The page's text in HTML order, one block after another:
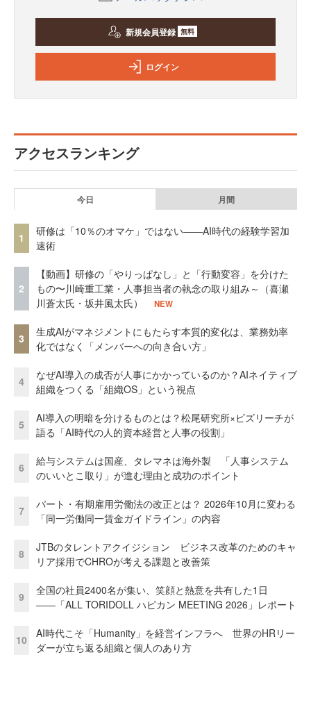
新規会員登録 無料
ログイン
アクセスランキング
今日 月間
1
研修は「10％のオマケ」ではない——AI時代の経験学習加
速術
2
【動画】研修の「やりっぱなし」と「行動変容」を分けた
もの〜川崎重工業・人事担当者の執念の取り組み～（喜瀬
川蒼太氏・坂井風太氏）
NEW
3
生成AIがマネジメントにもたらす本質的変化は、業務効率
化ではなく「メンバーへの向き合い方」
4
なぜAI導入の成否が人事にかかっているのか？AIネイティブ
組織をつくる「組織OS」という視点
5
AI導入の明暗を分けるものとは？松尾研究所×ビズリーチが
語る「AI時代の人的資本経営と人事の役割」
6
給与システムは国産、タレマネは海外製 「人事システム
のいいとこ取り」が進む理由と成功のポイント
7
パート・有期雇用労働法の改正とは？ 2026年10月に変わる
「同一労働同一賃金ガイドライン」の内容
8
JTBのタレントアクイジション ビジネス改革のためのキャ
リア採用でCHROが考える課題と改善策
9
全国の社員2400名が集い、笑顔と熱意を共有した1日
――「ALL TORIDOLL ハピカン MEETING 2026」レポート
10
AI時代こそ「Humanity」を経営インフラへ 世界のHRリー
ダーが立ち返る組織と個人のあり方